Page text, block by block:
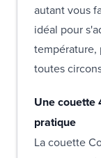
autant vous
idéal pour
température,
toutes
Une couette
pratique
La couette